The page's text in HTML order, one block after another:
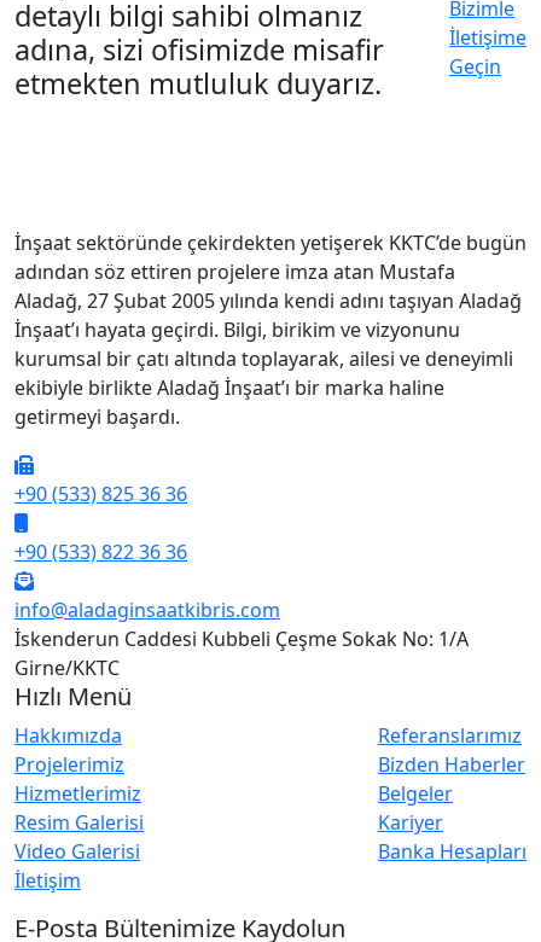
detaylı bilgi sahibi olmanız
adına, sizi ofisimizde misafir
etmekten mutluluk duyarız.
Bizimle
İletişime
Geçin
İnşaat sektöründe çekirdekten yetişerek KKTC’de bugün
adından söz ettiren projelere imza atan Mustafa
Aladağ, 27 Şubat 2005 yılında kendi adını taşıyan Aladağ
İnşaat’ı hayata geçirdi. Bilgi, birikim ve vizyonunu
kurumsal bir çatı altında toplayarak, ailesi ve deneyimli
ekibiyle birlikte Aladağ İnşaat’ı bir marka haline
getirmeyi başardı.
+90 (533) 825 36 36
+90 (533) 822 36 36
info@aladaginsaatkibris.com
İskenderun Caddesi Kubbeli Çeşme Sokak No: 1/A
Girne/KKTC
Hızlı Menü
Hakkımızda
Projelerimiz
Hizmetlerimiz
Resim Galerisi
Video Galerisi
İletişim
Referanslarımız
Bizden Haberler
Belgeler
Kariyer
Banka Hesapları
E-Posta Bültenimize Kaydolun